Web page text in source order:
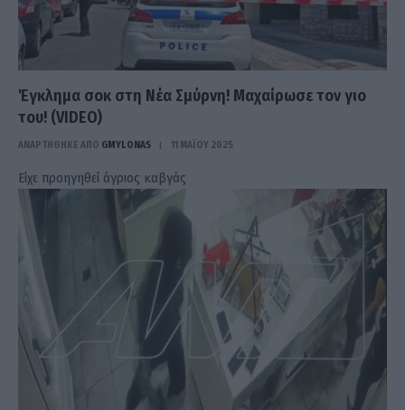
Έγκλημα σοκ στη Νέα Σμύρνη! Μαχαίρωσε τον γιο
του! (VIDEO)
ΑΝΑΡΤΗΘΗΚΕ ΑΠΟ GMYLONAS 11 ΜΑΪ́ΟΥ 2025
Είχε προηγηθεί άγριος καβγάς